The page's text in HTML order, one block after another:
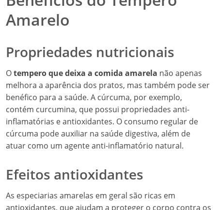
Amarelo
Propriedades nutricionais
Otempero que deixa a comida amarela não apenas
melhora a aparência dos pratos, mas também pode ser
benéfico para a saúde. A cúrcuma, por exemplo,
contém curcumina, que possui propriedades anti-
inflamatórias e antioxidantes. O consumo regular de
cúrcuma pode auxiliar na saúde digestiva, além de
atuar como um agente anti-inflamatório natural.
Efeitos antioxidantes
As especiarias amarelas em geral são ricas em
antioxidantes, que ajudam a proteger o corpo contra os